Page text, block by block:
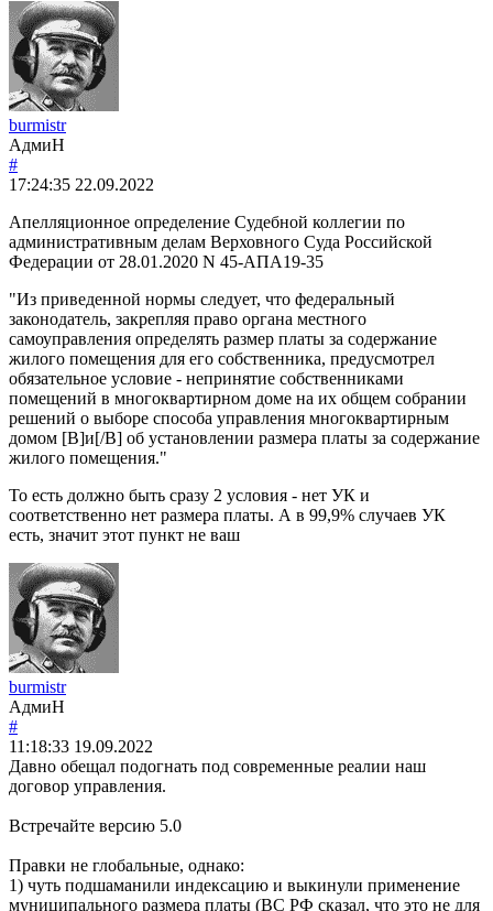
burmistr
АдмиН
#
17:24:35 22.09.2022
Апелляционное определение Судебной коллегии по
административным делам Верховного Суда Российской
Федерации от 28.01.2020 N 45-АПА19-35
"Из приведенной нормы следует, что федеральный
законодатель, закрепляя право органа местного
самоуправления определять размер платы за содержание
жилого помещения для его собственника, предусмотрел
обязательное условие - непринятие собственниками
помещений в многоквартирном доме на их общем собрании
решений о выборе способа управления многоквартирным
домом [B]и[/B] об установлении размера платы за содержание
жилого помещения."
То есть должно быть сразу 2 условия - нет УК и
соответственно нет размера платы. А в 99,9% случаев УК
есть, значит этот пункт не ваш
burmistr
АдмиН
#
11:18:33 19.09.2022
Давно обещал подогнать под современные реалии наш
договор управления.
Встречайте версию 5.0
Правки не глобальные, однако:
1) чуть подшаманили индексацию и выкинули применение
муниципального размера платы (ВС РФ сказал, что это не для